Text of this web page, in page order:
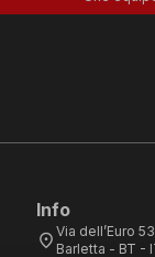
Info
location_on Via dell’Euro
Barletta - BT -